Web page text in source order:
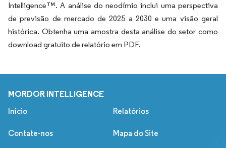
Intelligence™. A análise do neodímio inclui uma perspectiva
de previsão de mercado de 2025 a 2030 e uma visão geral
histórica. Obtenha uma amostra desta análise do setor como
download gratuito de relatório em PDF.
MORDOR INTELLIGENCE
Início Relatórios
Contate-nos Mapa do Site